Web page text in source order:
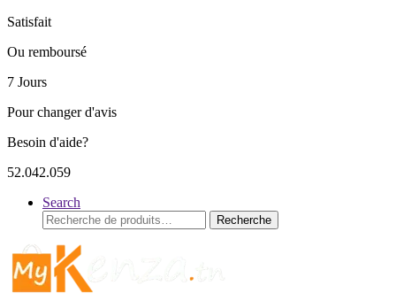
Satisfait
Ou remboursé
7 Jours
Pour changer d'avis
Besoin d'aide?
52.042.059
Search
Recherche
pour :
Recherche